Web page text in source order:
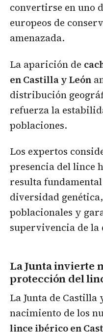
convertirse en uno
europeos de
amenazada.
La aparición de
en Castilla y León
distribución
refuerza la
poblaciones.
Los expertos
presencia del lince
resulta
diversidad
poblacionales y
supervivencia de la
La Junta invierte
protección del
La Junta de
nacimiento de los
lince ibérico en